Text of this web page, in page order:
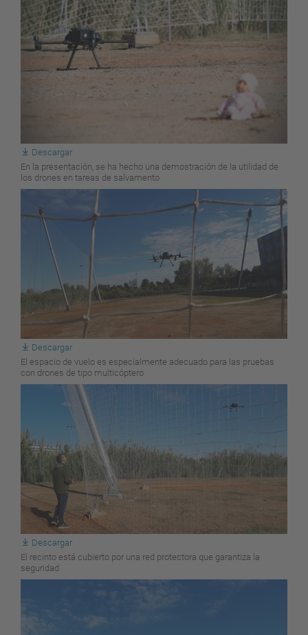
Descargar
En la presentación, se ha hecho una demostración de la utilidad de
los drones en tareas de salvamento
Descargar
El espacio de vuelo es especialmente adecuado para las pruebas
con drones de tipo multicóptero
Descargar
El recinto está cubierto por una red protectora que garantiza la
seguridad